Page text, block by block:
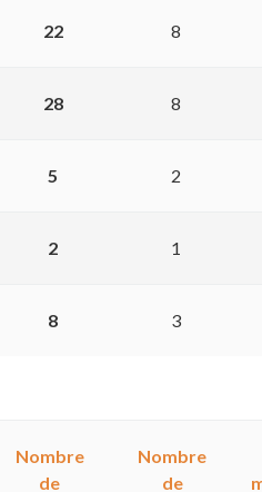
22 8
28 8
5 2
2 1
8 3
Nombre
de
Nombre
de